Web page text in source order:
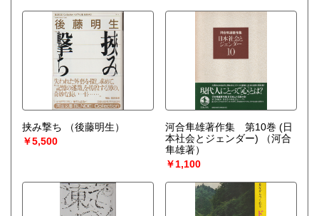
挟み撃ち
（後藤明生）
￥5,500
河合隼雄著作集 第10巻 (日
本社会とジェンダー)
（河合
隼雄著）
￥1,100